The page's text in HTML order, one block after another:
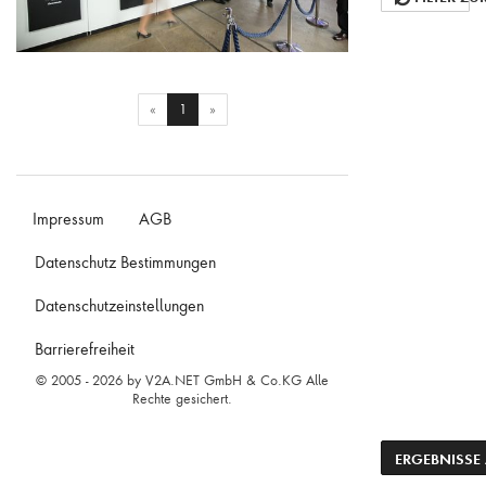
ACTION
« 1 (current)
»
Impressum AGB
Datenschutz Bestimmungen
Datenschutzeinstellungen
Barrierefreiheit
© 2005 - 2026 by V2A.NET GmbH & Co.KG Alle
Rechte gesichert.